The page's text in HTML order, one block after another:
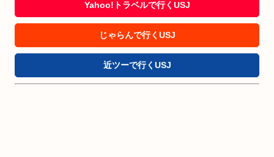
Yahoo!トラベルで行くUSJ
じゃらんで行くUSJ
近ツーで行くUSJ